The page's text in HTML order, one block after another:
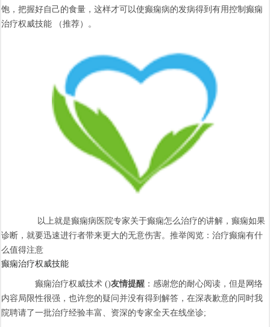
饱，把握好自己的食量，这样才可以使癫痫病的发病得到有用控制癫痫
治疗权威技能 （推荐）。
以上就是癫痫病医院专家关于癫痫怎么治疗的讲解，癫痫如果
诊断，就要迅速进行者带来更大的无意伤害。推举阅览：治疗癫痫有什
么值得注意
癫痫治疗权威技能
癫痫治疗权威技术 ()友情提醒 ：感谢您的耐心阅读，但是网络
内容局限性很强，也许您的疑问并没有得到解答，在深表歉意的同时我
院聘请了一批治疗经验丰富、资深的专家全天在线坐诊;